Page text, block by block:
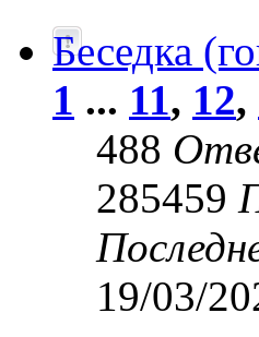
Беседка
1 ... 11, 12,
488
285459
19/03/